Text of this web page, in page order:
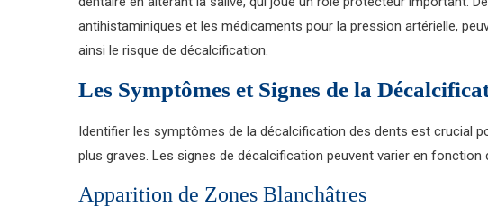
antihistaminiques et les médicaments pour la pression artérielle,
ainsi le risque de décalcification.
Les Symptômes et Signes de la
Identifier les symptômes de la décalcification des dents est crucial
plus graves. Les signes de décalcification peuvent varier en fonction
Apparition de Zones Blanchâtres